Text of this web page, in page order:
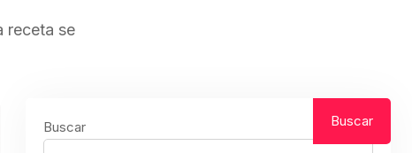
receta se
Buscar Buscar